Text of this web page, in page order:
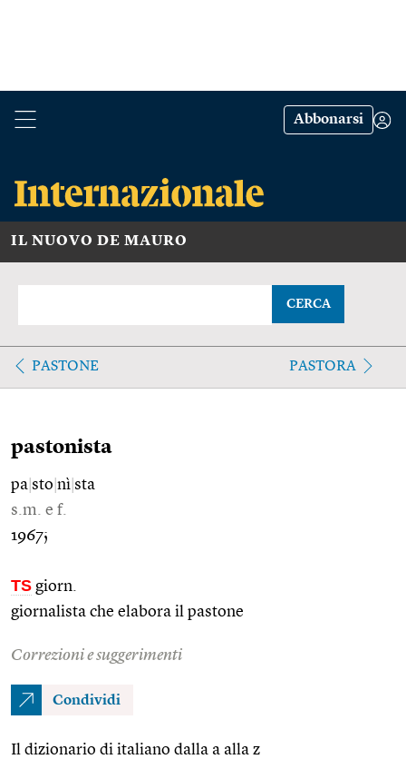
Abbonarsi
IL NUOVO DE MAURO
CERCA
PASTONE PASTORA
pastonista
pa sto nì sta
s.m. e f.
1967;
TS giorn.
giornalista che elabora il pastone
Correzioni e suggerimenti
Condividi
Il dizionario di italiano dalla a alla z